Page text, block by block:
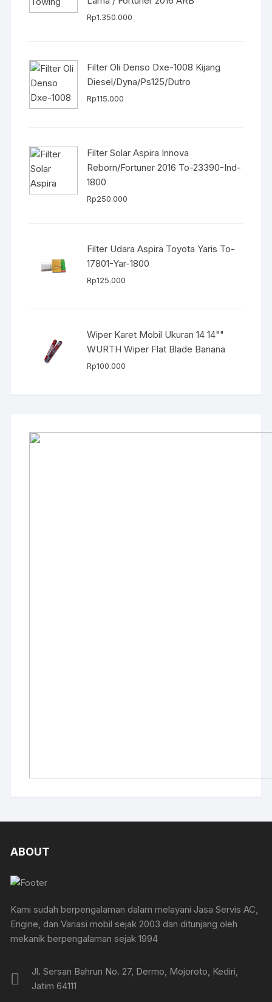
Rp1.350.000
Filter Oli Denso Dxe-1008 Kijang
Diesel/Dyna/Ps125/Dutro
Rp115.000
Filter Solar Aspira Innova
Reborn/Fortuner 2016 To-23390-Ind-
1800
Rp250.000
Filter Udara Aspira Toyota Yaris To-
17801-Yar-1800
Rp125.000
Wiper Karet Mobil Ukuran 14 14""
WURTH Wiper Flat Blade Banana
Rp100.000
ABOUT
Kami sudah berpengalaman dalam melayani Jasa Servis AC,
Engine, dan Variasi mobil sejak 2003 dan ditunjang oleh
mekanik berpengalaman sejak 1994
Jl. Sersan Bahrun No. 27, Dermo, Mojoroto, Kediri,
Jatim 64111